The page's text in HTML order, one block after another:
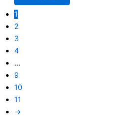
1
2
3
4
…
9
10
11
→